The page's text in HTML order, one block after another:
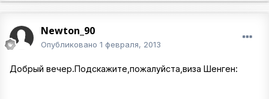
Newton_90
Опубликовано 1 февраля, 2013
Добрый вечер.Подскажите,пожалуйста,виза Шенген: